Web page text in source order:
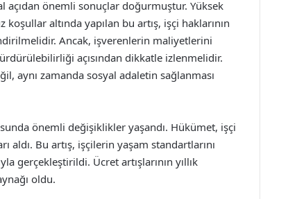
açıdan önemli sonuçlar doğurmuştur. Yüksek
altında yapılan bu artış, işçi haklarının
Ancak, işverenlerin maliyetlerini
açısından dikkatle izlenmelidir.
aynı zamanda sosyal adaletin sağlanması
önemli değişiklikler yaşandı. Hükümet, işçi
aldı. Bu artış, işçilerin yaşam standartlarını
gerçekleştirildi. Ücret artışlarının yıllık
oldu.